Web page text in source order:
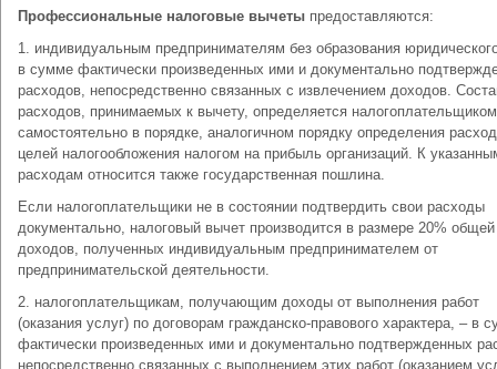
Профессиональные налоговые вычеты предоставляются:
1. индивидуальным предпринимателям без образования
в сумме фактически произведенных ими и документально
расходов, непосредственно связанных с извлечением доходов.
расходов, принимаемых к вычету, определяется налогоплательщиком
самостоятельно в порядке, аналогичном порядку определения
целей налогообложения налогом на прибыль организаций. К
расходам относится также государственная пошлина.
Если налогоплательщики не в состоянии подтвердить свои расходы
документально, налоговый вычет производится в размере 20%
доходов, полученных индивидуальным предпринимателем от
предпринимательской деятельности.
2. налогоплательщикам, получающим доходы от выполнения работ
(оказания услуг) по договорам гражданско-правового характера, – в
фактически произведенных ими и документально подтвержденных
непосредственно связанных с выполнением этих работ (оказанием